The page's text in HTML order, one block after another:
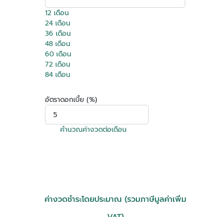
12 เดือน
24 เดือน
36 เดือน
48 เดือน
60 เดือน
72 เดือน
84 เดือน
อัตราดอกเบี้ย (%)
คำนวณค่างวดต่อเดือน
ค่างวดชำระโดยประมาณ (รวมภาษีมูลค่าเพิ่ม